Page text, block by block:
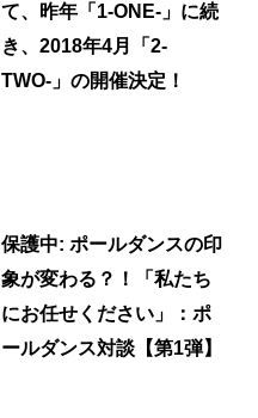
て、昨年「1-ONE-」に続
き、2018年4月「2-
TWO-」の開催決定！
保護中: ポールダンスの印
象が変わる？！「私たち
にお任せください」：ポ
ールダンス対談【第1弾】